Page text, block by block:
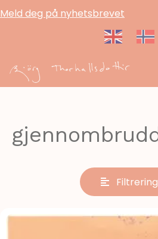
Meld deg på nyhetsbrevet
Filtrering